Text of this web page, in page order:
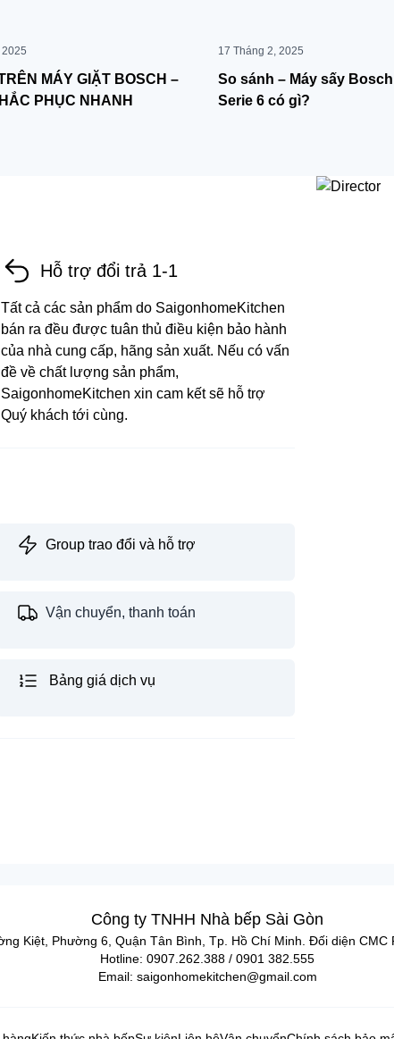
MÁY GIẶT BOSCH –
PHỤC NHANH
17 Tháng 2, 2025
So sánh – Máy sấy
Serie 6 có gì?
Hỗ trợ đổi trả 1-1
Tất cả các sản phẩm do SaigonhomeKitchen
bán ra đều được tuân thủ điều kiện bảo hành
của nhà cung cấp, hãng sản xuất. Nếu có vấn
đề về chất lượng sản phẩm,
SaigonhomeKitchen xin cam kết sẽ hỗ trợ
Quý khách tới cùng.
Group trao đổi và hỗ trợ
Vận chuyển, thanh toán
Bảng giá dịch vụ
Công ty TNHH Nhà bếp Sài Gòn
Kiệt, Phường 6, Quận Tân Bình, Tp. Hồ Chí Minh. Đối diện CMC
Hotline: 0907.262.388 / 0901 382.555
Email: saigonhomekitchen@gmail.com